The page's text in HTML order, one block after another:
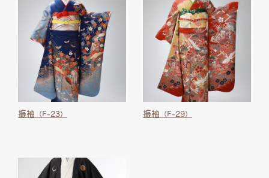
振袖 （F-23） 振袖 （F-29）